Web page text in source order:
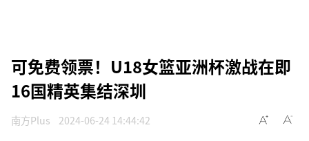
可免费领票！U18女篮亚洲杯激战在即
16国精英集结深圳
南方Plus 2024-06-24 14:44:42